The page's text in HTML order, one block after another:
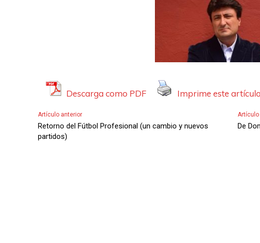
Descarga como PDF Imprime este artículo
Artículo anterior
Retorno del Fútbol Profesional (un cambio y nuevos
partidos)
De